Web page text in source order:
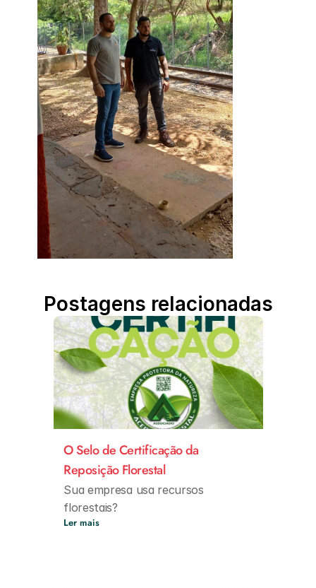
Postagens relacionadas
O Selo de Certificação da
Reposição Florestal
Sua empresa usa recursos
florestais?
Ler mais